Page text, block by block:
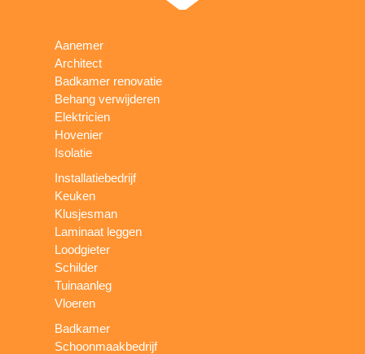
Aanemer
Architect
Badkamer renovatie
Behang verwijderen
Elektricien
Hovenier
Isolatie
Installatiebedrijf
Keuken
Klusjesman
Laminaat leggen
Loodgieter
Schilder
Tuinaanleg
Vloeren
Badkamer
Schoonmaakbedrijf